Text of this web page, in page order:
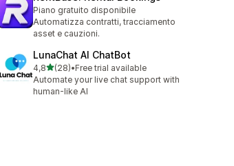
Piano gratuito disponibile
Automatizza contratti, tracciamento
asset e cauzioni.
LunaChat AI ChatBot
4,8stelle su 5
(28)
28 recensioni totali
•Free trial available
Automate your live chat support with
human-like AI